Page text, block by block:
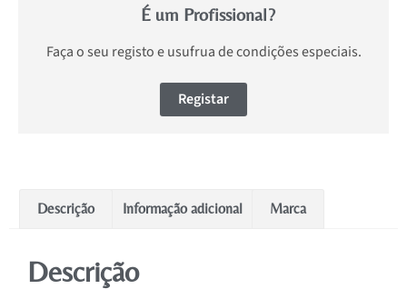
É um Profissional?
Faça o seu registo e usufrua de condições especiais.
Registar
Descrição Informação adicional Marca
Descrição